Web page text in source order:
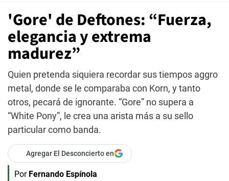
'Gore' de Deftones: “Fuerza,
elegancia y extrema
madurez”
Quien pretenda siquiera recordar sus tiempos aggro
metal, donde se le comparaba con Korn, y tanto
otros, pecará de ignorante. “Gore” no supera a
“White Pony”, le crea una arista más a su sello
particular como banda.
Agregar El Desconcierto en
Por Fernando Espínola